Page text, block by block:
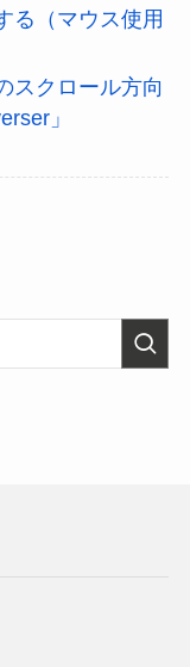
る（マウス使用
スクロール方向
」